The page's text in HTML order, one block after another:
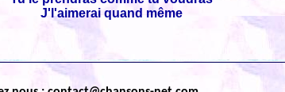
J'l'aimerai quand même